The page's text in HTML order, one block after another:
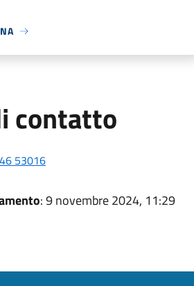
contatto
53016
: 9 novembre 2024, 11:29